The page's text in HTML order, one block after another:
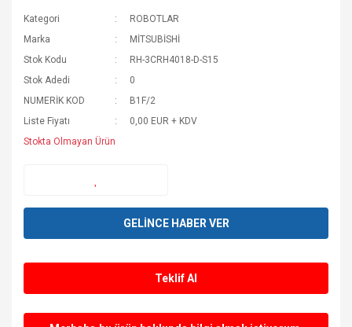
Kategori
ROBOTLAR
Marka
MİTSUBİSHİ
Stok Kodu
RH-3CRH4018-D-S15
Stok Adedi
0
NUMERİK KOD
B1F/2
Liste Fiyatı
0,00 EUR + KDV
Stokta Olmayan Ürün
GELİNCE HABER VER
Teklif Al